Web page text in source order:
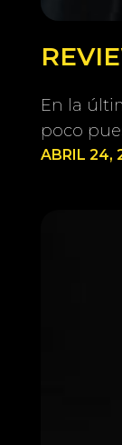
En la
poco
ABRIL 24,